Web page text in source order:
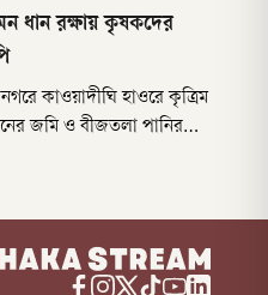
ধান রক্ষায় কৃষকদের
কাওয়াদীঘি হাওরে কৃত্রিম
জমি ও বীজতলা পানির
প্রশাসক বরাবর স্মারকলিপি